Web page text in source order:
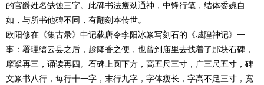
的官爵姓名缺蚀三字。此碑书法瘦劲通神，中锋行笔，结体委婉自
如，与所书他碑不同，有翻刻本传世。
欧阳修在《集古录》中记载唐令李阳冰篆写刻石的《城隍神记》一
事：署理缙云县之后，趁降香之便，也曾到庙里去找着了那块石碑，
摩挲再三，诵读再四。石碑上圆下方，高五尺三寸，广三尺五寸，碑
文篆书八行，每行十一字，末行九字，字体瘦长，字高不足三寸，宽